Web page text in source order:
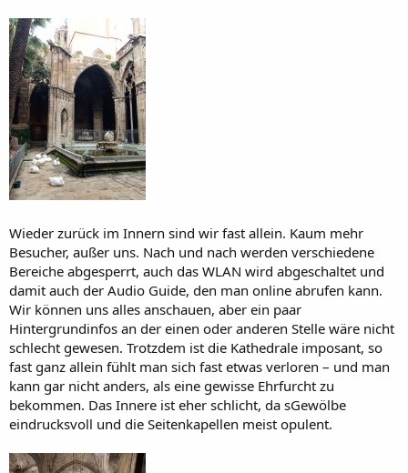
Wieder zurück im Innern sind wir fast allein. Kaum mehr
Besucher, außer uns. Nach und nach werden verschiedene
Bereiche abgesperrt, auch das WLAN wird abgeschaltet und
damit auch der Audio Guide, den man online abrufen kann.
Wir können uns alles anschauen, aber ein paar
Hintergrundinfos an der einen oder anderen Stelle wäre nicht
schlecht gewesen. Trotzdem ist die Kathedrale imposant, so
fast ganz allein fühlt man sich fast etwas verloren – und man
kann gar nicht anders, als eine gewisse Ehrfurcht zu
bekommen. Das Innere ist eher schlicht, da sGewölbe
eindrucksvoll und die Seitenkapellen meist opulent.